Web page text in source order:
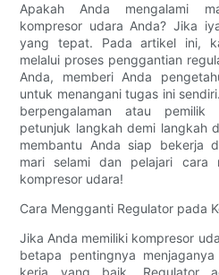
Apakah Anda mengalami
kompresor udara Anda? Jika
yang tepat. Pada artikel ini,
melalui proses penggantian
Anda, memberi Anda
untuk menangani tugas ini
berpengalaman atau pemilik
petunjuk langkah demi langkah
membantu Anda siap bekerja
mari selami dan pelajari cara
kompresor udara!
Cara Mengganti Regulator pada
Jika Anda memiliki kompresor
betapa pentingnya